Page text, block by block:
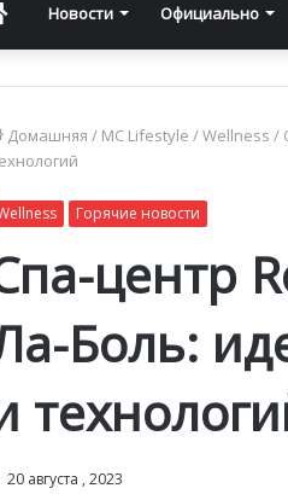
ГлавнаяНовости Официально
Домашняя / MC Lifestyle /Wellness /
Горячие новости
центр
Боль:
20 августа , 2023